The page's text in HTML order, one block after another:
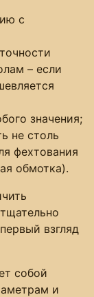
с
– если
значения;
не столь
фехтования
обмотка).
взгляд
собой
и